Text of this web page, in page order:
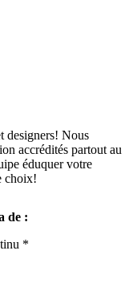
designers! Nous
accrédités partout au
éduquer votre
choix!
de :
*